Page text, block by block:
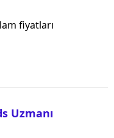
fiyatları
Uzmanı